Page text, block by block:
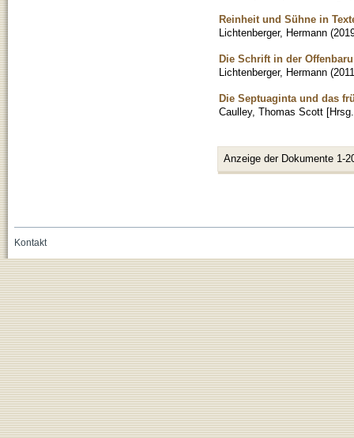
Reinheit und Sühne in
Lichtenberger, Hermann (
Die Schrift in der
Lichtenberger, Hermann (2011
Die Septuaginta und das
Caulley, Thomas Scott
Anzeige der Dokumente 1-
Kontakt